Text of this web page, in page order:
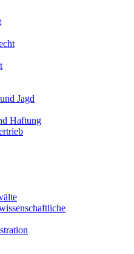
Jagd
Haftung